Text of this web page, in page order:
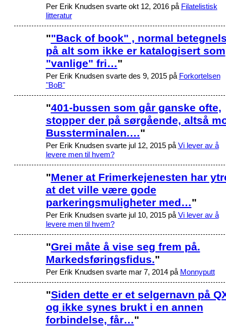
Per Erik Knudsen svarte okt 12, 2016 på Filatelistisk
litteratur
""Back of book" , normal
på alt som ikke er katalogisert som
"vanlige" fri…"
Per Erik Knudsen svarte des 9, 2015 på Forkortelsen
"BoB"
"401-bussen som går ganske ofte,
stopper der på sørgående, altså
Bussterminalen.…"
Per Erik Knudsen svarte jul 12, 2015 på Vi lever av å
levere men til hvem?
"Mener at Frimerkejenesten har
at det ville være gode
parkeringsmuligheter med…"
Per Erik Knudsen svarte jul 10, 2015 på Vi lever av å
levere men til hvem?
"Grei måte å vise seg frem på.
Markedsføringsfidus."
Per Erik Knudsen svarte mar 7, 2014 på Monnyputt
"Siden dette er et selgernavn på
og ikke synes brukt i en annen
forbindelse, får…"